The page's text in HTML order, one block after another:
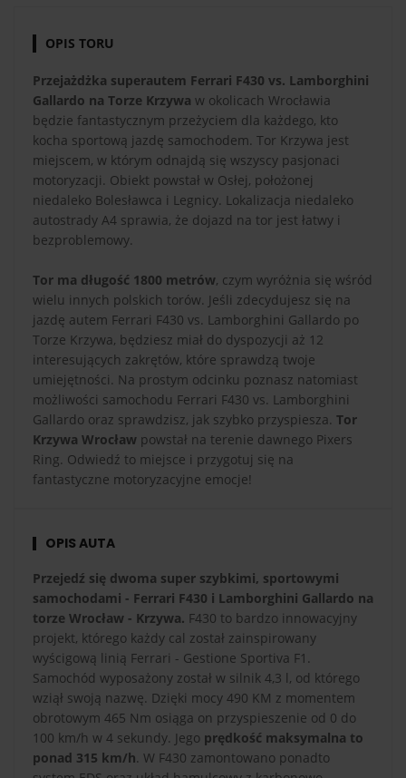
OPIS TORU
Przejażdżka superautem Ferrari F430 vs. Lamborghini
Gallardo na Torze Krzywa w okolicach Wrocławia
będzie fantastycznym przeżyciem dla każdego, kto
kocha sportową jazdę samochodem. Tor Krzywa jest
miejscem, w którym odnajdą się wszyscy pasjonaci
motoryzacji. Obiekt powstał w Osłej, położonej
niedaleko Bolesławca i Legnicy. Lokalizacja niedaleko
autostrady A4 sprawia, że dojazd na tor jest łatwy i
bezproblemowy.
Tor ma długość 1800 metrów, czym wyróżnia się wśród
wielu innych polskich torów. Jeśli zdecydujesz się na
jazdę autem Ferrari F430 vs. Lamborghini Gallardo po
Torze Krzywa, będziesz miał do dyspozycji aż 12
interesujących zakrętów, które sprawdzą twoje
umiejętności. Na prostym odcinku poznasz natomiast
możliwości samochodu Ferrari F430 vs. Lamborghini
Gallardo oraz sprawdzisz, jak szybko przyspiesza. Tor
Krzywa Wrocław powstał na terenie dawnego Pixers
Ring. Odwiedź to miejsce i przygotuj się na
fantastyczne motoryzacyjne emocje!
OPIS AUTA
Przejedź się dwoma super szybkimi, sportowymi
samochodami - Ferrari F430 i Lamborghini Gallardo na
torze Wrocław - Krzywa. F430 to bardzo innowacyjny
projekt, którego każdy cal został zainspirowany
wyścigową linią Ferrari - Gestione Sportiva F1.
Samochód wyposażony został w silnik 4,3 l, od którego
wziął swoją nazwę. Dzięki mocy 490 KM z momentem
obrotowym 465 Nm osiąga on przyspieszenie od 0 do
100 km/h w 4 sekundy. Jego prędkość maksymalna to
ponad 315 km/h. W F430 zamontowano ponadto